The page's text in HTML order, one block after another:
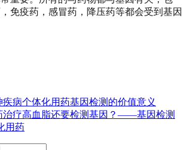
免疫药，感冒药，降压药等都会受到基因
疾病个体化用药基因检测的价值意义
治疗高血脂还要检测基因？——基因检测
用药